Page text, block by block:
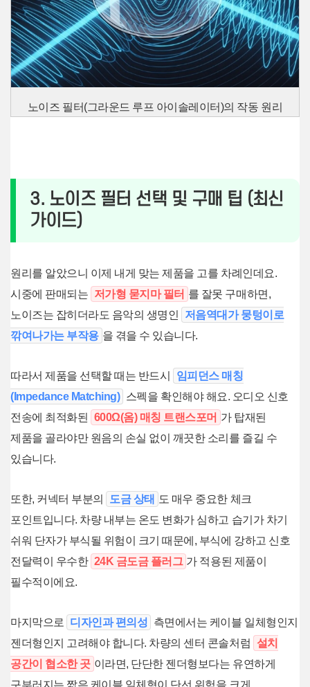
노이즈 필터(그라운드 루프 아이솔레이터)의 작동 원리
3. 노이즈 필터 선택 및 구매 팁 (최신
가이드)
원리를 알았으니 이제 내게 맞는 제품을 고를 차례인데요.
시중에 판매되는 저가형 묻지마 필터 를 잘못 구매하면,
노이즈는 잡히더라도 음악의 생명인
저음역대가 뭉텅이로
깎여나가는 부작용 을 겪을 수 있습니다.
따라서 제품을 선택할 때는 반드시
임피던스 매칭
(Impedance Matching) 스펙을 확인해야 해요. 오디오 신호
전송에 최적화된
600Ω(옴) 매칭 트랜스포머 가 탑재된
제품을 골라야만 원음의 손실 없이 깨끗한 소리를 즐길 수
있습니다.
또한, 커넥터 부분의 도금 상태
도 매우 중요한 체크
포인트입니다. 차량 내부는 온도 변화가 심하고 습기가 차기
쉬워 단자가 부식될 위험이 크기 때문에, 부식에 강하고 신호
전달력이 우수한 24K 금도금 플러그 가 적용된 제품이
필수적이에요.
마지막으로 디자인과 편의성 측면에서는 케이블 일체형인지
젠더형인지 고려해야 합니다. 차량의 센터 콘솔처럼 설치
공간이 협소한 곳 이라면, 단단한 젠더형보다는 유연하게
구부러지는 짧은 케이블 일체형이 단선 위험을 크게